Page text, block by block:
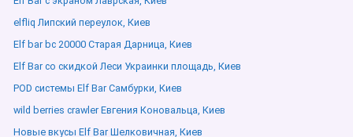
elfliq Липский переулок, Киев
Elf bar bc 20000 Старая Дарница, Киев
Elf Bar со скидкой Леси Украинки площадь, Киев
POD системы Elf Bar Самбурки, Киев
wild berries crawler Евгения Коновальца, Киев
Новые вкусы Elf Bar Шелковичная, Киев